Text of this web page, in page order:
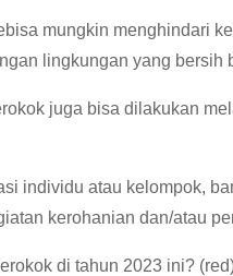
mungkin menghindari
lingkungan yang bersih
juga bisa dilakukan
individu atau kelompok,
kerohanian dan/atau
di tahun 2023 ini?